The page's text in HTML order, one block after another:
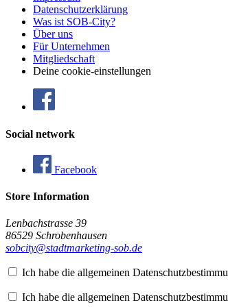
Datenschutzerklärung
Was ist SOB-City?
Über uns
Für Unternehmen
Mitgliedschaft
Deine cookie-einstellungen
Social network
Facebook
Store Information
Lenbachstrasse 39
86529 Schrobenhausen
sobcity@stadtmarketing-sob.de
Ich habe die allgemeinen
Ich habe die allgemeinen